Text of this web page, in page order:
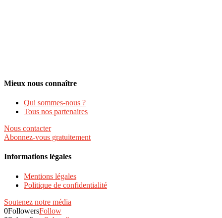
Mieux nous connaître
Qui sommes-nous ?
Tous nos partenaires
Nous contacter
Abonnez-vous gratuitement
Informations légales
Mentions légales
Politique de confidentialité
Soutenez notre média
0FollowersFollow